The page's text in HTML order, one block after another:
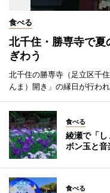
食べる
北千住・勝専寺で
ぎわう
北千住の勝専寺（足立区千
んま）開き」の縁日が行われ
食べる
綾瀬で「
ボン玉と音
食べる